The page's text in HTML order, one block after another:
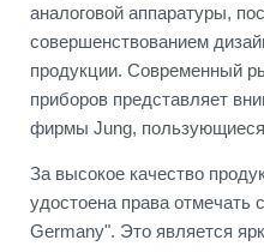
аналоговой аппаратуры,
совершенствованием
продукции. Современный
приборов представляет
фирмы Jung,
За высокое качество
удостоена права отмечать
Germany". Это является